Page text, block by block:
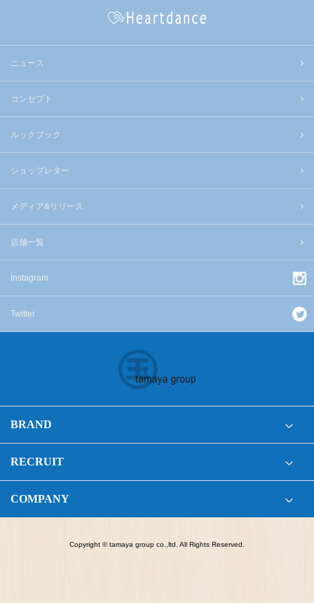
ニュース
コンセプト
ルックブック
ショップレター
メディア&リリース
店舗一覧
Instagram
Twitter
BRAND
RECRUIT
COMPANY
Copyright © tamaya group co.,ltd. All Rights Reserved.